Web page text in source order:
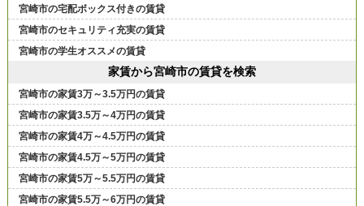
宮崎市の宅配ボックス付きの賃貸
宮崎市のセキュリティ充実の賃貸
宮崎市の学生オススメの賃貸
家賃から宮崎市の賃貸を検索
宮崎市の家賃3万～3.5万円の賃貸
宮崎市の家賃3.5万～4万円の賃貸
宮崎市の家賃4万～4.5万円の賃貸
宮崎市の家賃4.5万～5万円の賃貸
宮崎市の家賃5万～5.5万円の賃貸
宮崎市の家賃5.5万～6万円の賃貸